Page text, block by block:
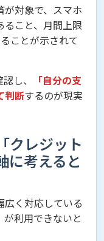
が対象で、スマホ
ること、月間上限
ことが示されて
し、
「自分の支
判断するのが現実
クレジット
に考えると
広く対応している
利用できないと